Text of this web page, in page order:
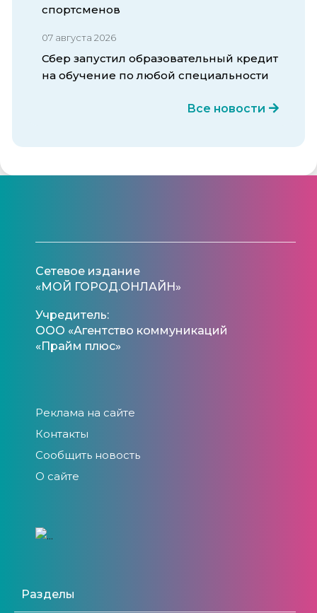
спортсменов
07 августа 2026
Сбер запустил образовательный кредит
на обучение по любой специальности
Все новости
Сетевое издание
«МОЙ ГОРОД.ОНЛАЙН»
Учредитель:
ООО «Агентство коммуникаций
«Прайм плюс»
Реклама на сайте
Контакты
Сообщить новость
О сайте
Разделы